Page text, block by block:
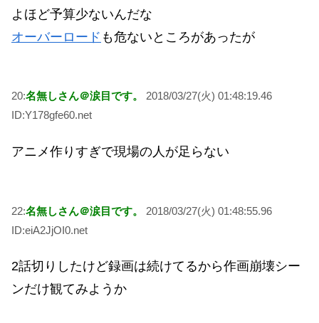
よほど予算少ないんだな
オーバーロード も危ないところがあったが
20:名無しさん＠涙目です。
2018/03/27(火) 01:48:19.46
ID:Y178gfe60.net
アニメ作りすぎで現場の人が足らない
22:名無しさん＠涙目です。
2018/03/27(火) 01:48:55.96
ID:eiA2JjOI0.net
2話切りしたけど録画は続けてるから作画崩壊シー
ンだけ観てみようか